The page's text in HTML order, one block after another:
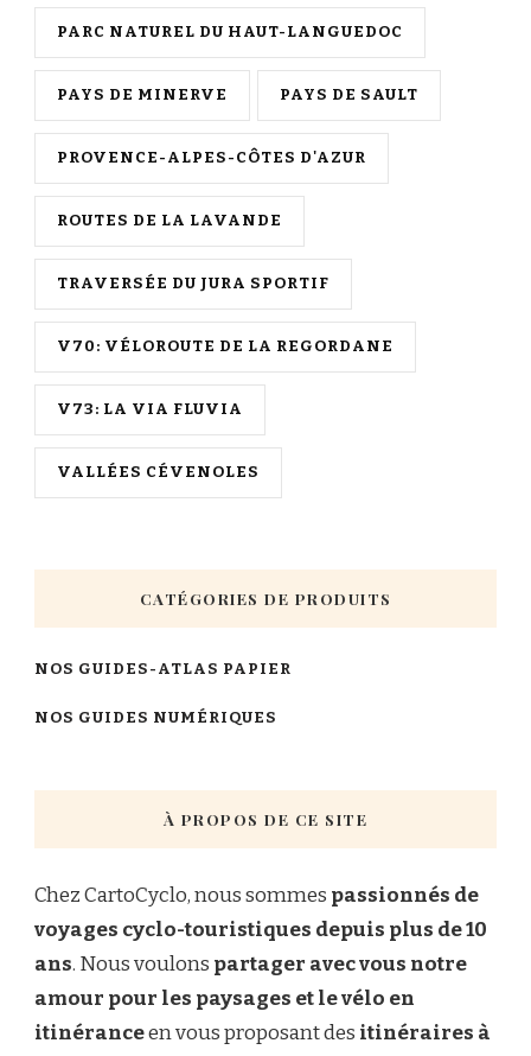
PARC NATUREL DU HAUT-LANGUEDOC
PAYS DE MINERVE PAYS DE SAULT
PROVENCE-ALPES-CÔTES D'AZUR
ROUTES DE LA LAVANDE
TRAVERSÉE DU JURA SPORTIF
V70: VÉLOROUTE DE LA REGORDANE
V73: LA VIA FLUVIA
VALLÉES CÉVENOLES
CATÉGORIES DE PRODUITS
NOS GUIDES-ATLAS PAPIER
NOS GUIDES NUMÉRIQUES
À PROPOS DE CE SITE
Chez CartoCyclo, nous sommes passionnés de
voyages cyclo-touristiques depuis plus de 10
ans. Nous voulons partager avec vous notre
amour pour les paysages et le vélo en
itinéranceen vous proposant des itinéraires à